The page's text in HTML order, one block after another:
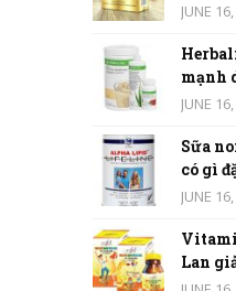
JUNE
mạnh
JUNE
Sữa
có gì
JUNE
Lan